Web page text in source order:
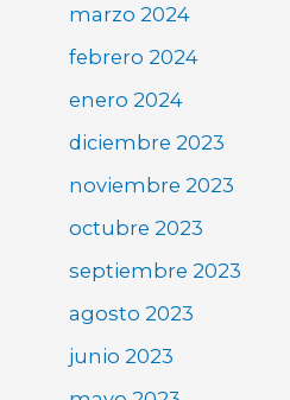
marzo 2024
febrero 2024
enero 2024
diciembre 2023
noviembre 2023
octubre 2023
septiembre 2023
agosto 2023
junio 2023